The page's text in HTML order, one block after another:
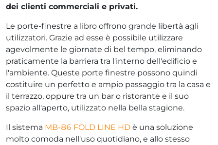
dei clienti commerciali e privati.
Le porte-finestre a libro offrono grande libertà agli
utilizzatori. Grazie ad esse è possibile utilizzare
agevolmente le giornate di bel tempo, eliminando
praticamente la barriera tra l'interno dell'edificio e
l'ambiente. Queste porte finestre possono quindi
costituire un perfetto e ampio passaggio tra la casa e
il terrazzo, oppure tra un bar o ristorante e il suo
spazio all'aperto, utilizzato nella bella stagione.
Il sistema MB-86 FOLD LINE HD è una soluzione
molto comoda nell'uso quotidiano, e allo stesso